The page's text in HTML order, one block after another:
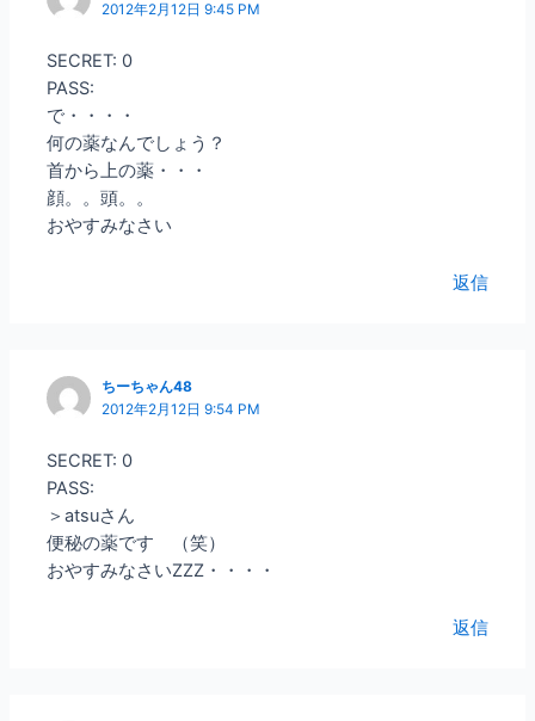
2012年2月12日 9:45 PM
SECRET: 0
PASS:
で・・・・
何の薬なんでしょう？
首から上の薬・・・
顔。。頭。。
おやすみなさい
返信
ちーちゃん48
2012年2月12日 9:54 PM
SECRET: 0
PASS:
＞atsuさん
便秘の薬です （笑）
おやすみなさいZZZ・・・・
返信